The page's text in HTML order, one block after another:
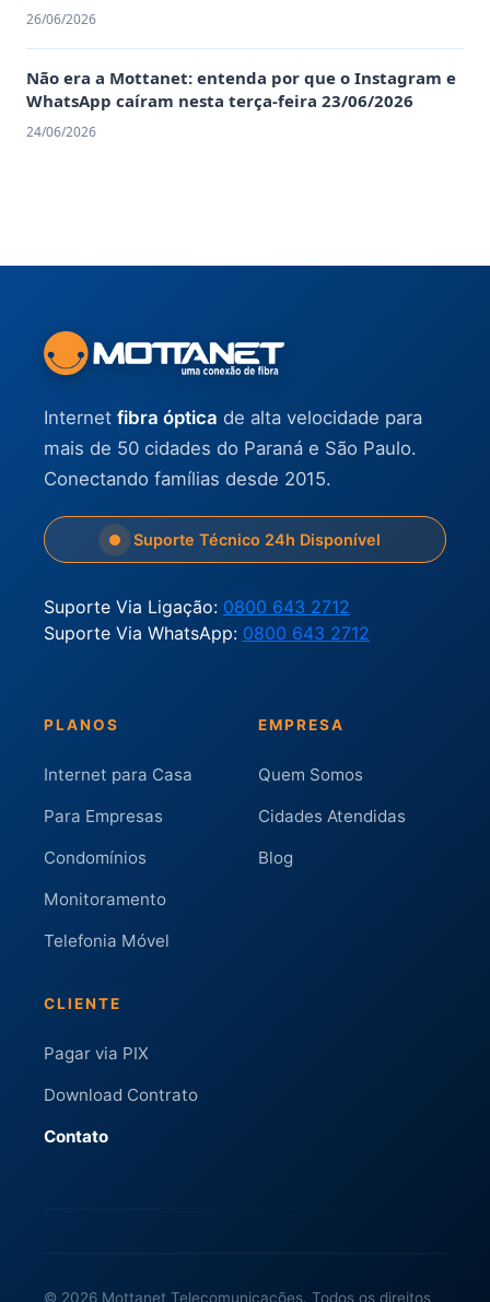
26/06/2026
Não era a Mottanet: entenda por que o Instagram e
WhatsApp caíram nesta terça-feira 23/06/2026
24/06/2026
Internet fibra óptica de alta velocidade para
mais de 50 cidades do Paraná e São Paulo.
Conectando famílias desde 2015.
Suporte Técnico 24h Disponível
Suporte Via Ligação: 0800 643 2712
Suporte Via WhatsApp: 0800 643 2712
PLANOS
Internet para Casa
Para Empresas
Condomínios
Monitoramento
Telefonia Móvel
EMPRESA
Quem Somos
Cidades Atendidas
Blog
CLIENTE
Pagar via PIX
Download Contrato
Contato
© 2026 Mottanet Telecomunicações. Todos os direitos